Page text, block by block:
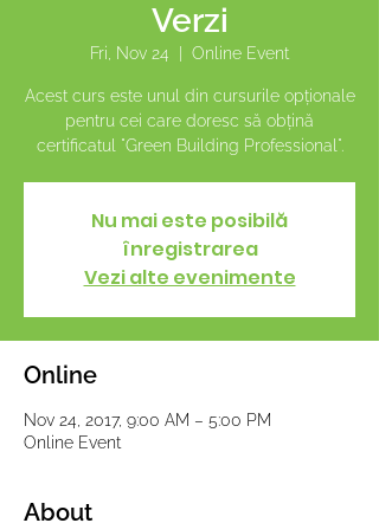
Verzi
Fri, Nov 24 Online Event
Acest curs este unul din cursurile opționale
pentru cei care doresc să obțină
certificatul "Green Building Professional".
Nu mai este posibilă
înregistrarea
Vezi alte evenimente
Online
Nov 24, 2017, 9:00 AM – 5:00 PM
Online Event
About